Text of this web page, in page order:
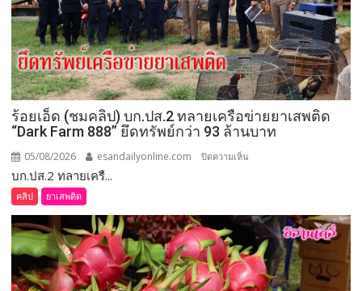
ร้อยเอ็ด (ชมคลิป) บก.ปส.2 ทลายเครือข่ายยาเสพติด
“Dark Farm 888” ยึดทรัพย์กว่า 93 ล้านบาท
05/08/2026 esandailyonline.com ปิดความเห็น
บก.ปส.2
ทลาย
เครือ
ข่าย
บก.ปส.2 ทลายเครื...
คลิป ยาเสพติด